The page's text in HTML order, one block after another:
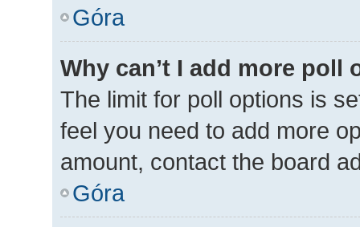
Góra
Why can’t I add more poll
The limit for poll options is
feel you need to add more
amount, contact the board
Góra